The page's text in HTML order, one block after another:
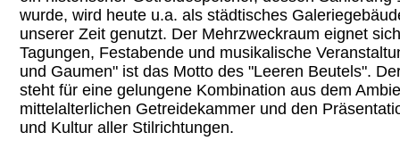
wurde, wird heute u.a. als städtisches
unserer Zeit genutzt. Der Mehrzweckraum eignet
Tagungen, Festabende und musikalische
und Gaumen" ist das Motto des "Leeren Beutels".
steht für eine gelungene Kombination aus dem
mittelalterlichen Getreidekammer und den
und Kultur aller Stilrichtungen.